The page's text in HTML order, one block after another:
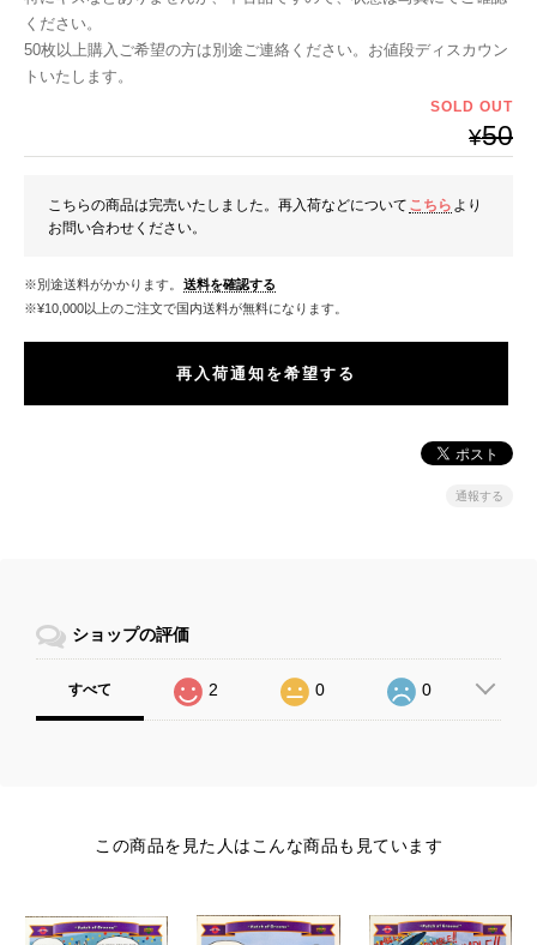
ください。
50枚以上購入ご希望の方は別途ご連絡ください。お値段ディスカウン
トいたします。
SOLD OUT
¥50
こちらの商品は完売いたしました。再入荷などについて こちら より
お問い合わせください。
※別途送料がかかります。 送料を確認する
※¥10,000以上のご注文で国内送料が無料になります。
再入荷通知を希望する
通報する
ショップの評価
すべて 2 0 0
この商品を見た人はこんな商品も見ています